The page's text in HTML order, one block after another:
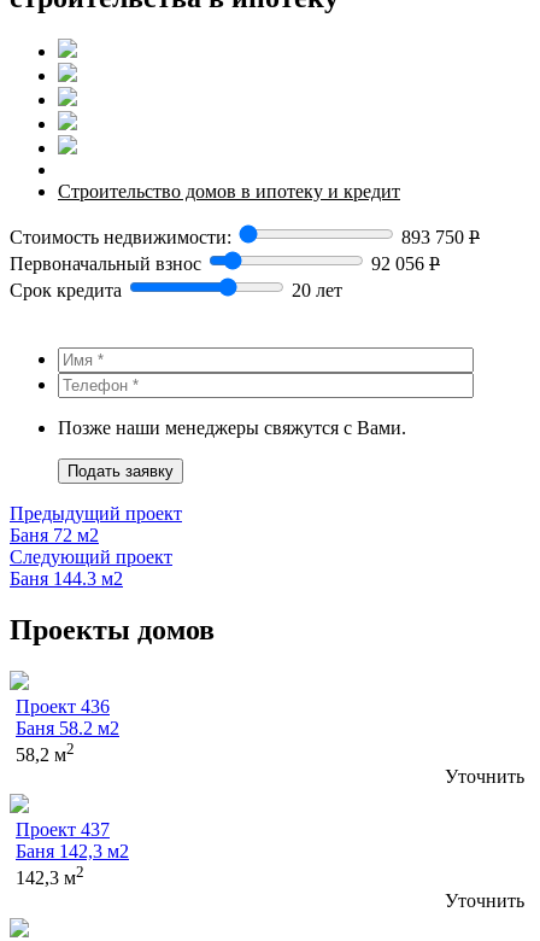
Строительство домов в ипотеку и кредит
Стоимость недвижимости: 893 750 Р
Первоначальный взнос
92 056 Р
Срок кредита
20 лет
Позже наши менеджеры свяжутся с Вами.
Подать заявку
Предыдущий проект
Баня 72 м2
Следующий проект
Баня 144.3 м2
Проекты домов
Проект 436
Баня 58.2 м2
58,2 м2
Уточнить
Проект 437
Баня 142,3 м2
142,3 м2
Уточнить